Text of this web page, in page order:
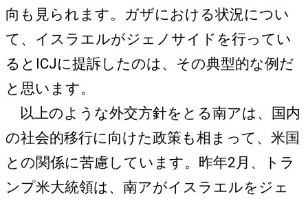
向も見られます。ガザにおける状況につい
て、イスラエルがジェノサイドを行ってい
るとICJに提訴したのは、その典型的な例だ
と思います。
以上のような外交方針をとる南アは、国内
の社会的移行に向けた政策も相まって、米国
との関係に苦慮しています。昨年2月、トラ
ンプ米大統領は、南アがイスラエルをジェ